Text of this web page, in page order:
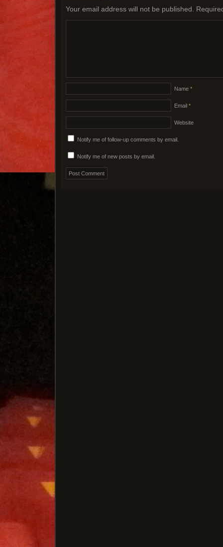
Your email address will not be published.
Name *
Email *
Website
Notify me of follow-up comments by email.
Notify me of new posts by email.